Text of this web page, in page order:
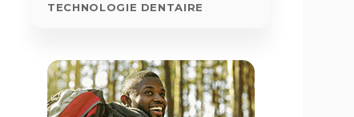
TECHNOLOGIE DENTAIRE